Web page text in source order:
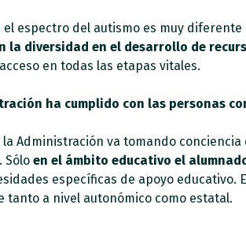
espectro del autismo es muy
la diversidad en el desarrollo de
en todas las etapas vitales.
ha cumplido con las personas
Administración va tomando
Sólo en el ámbito educativo el
específicas de apoyo educativo.
tanto a nivel autonómico como estatal.